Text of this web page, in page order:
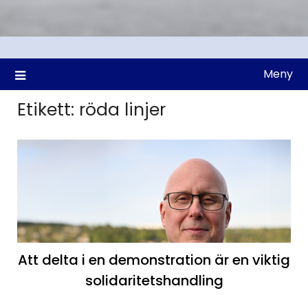
Meny
Etikett: röda linjer
Att delta i en demonstration är en viktig
solidaritetshandling